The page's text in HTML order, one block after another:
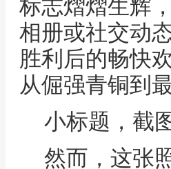
标志熠熠生辉
相册或社交动
胜利后的畅快
从倔强青铜到
小标题，截
然而，这张